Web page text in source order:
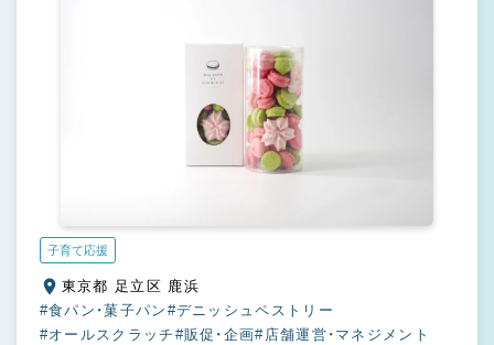
子育て応援
東京都 足立区 鹿浜
#食パン・菓子パン #デニッシュペストリー
#オールスクラッチ #販促・企画#店舗運営・マネジメント